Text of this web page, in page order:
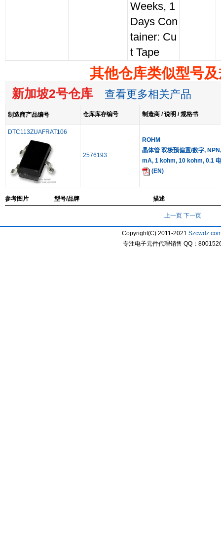
Weeks, 1
Days Con
tainer: Cu
t Tape
其他仓库类似型号
新加坡2号仓库 查看更多相关产品
制造商产品编号 仓库库存编号 制造商 / 说明 / 规格书
DTC113ZUAFRAT106
2576193
ROHM
晶体管 双极预偏置/数字,
mA, 1 kohm, 10 kohm, 0.1
(EN)
参考图片 型号/品牌 描述
上一页 下一页
Copyright(C) 2011-2021
专注电子元件代理销售 QQ：